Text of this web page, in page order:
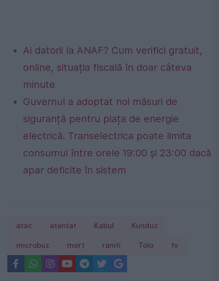
Ai datorii la ANAF? Cum verifici gratuit,
online, situația fiscală în doar câteva
minute
Guvernul a adoptat noi măsuri de
siguranță pentru piața de energie
electrică. Transelectrica poate limita
consumul între orele 19:00 și 23:00 dacă
apar deficite în sistem
atac atentat Kabul Kunduz
microbuz mort raniti Tolo tv